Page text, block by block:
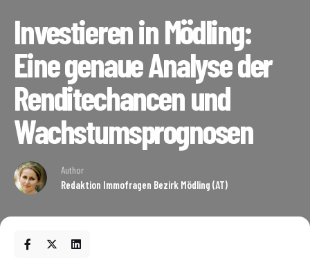
Investieren in Mödling:
Eine genaue Analyse der
Renditechancen und
Wachstumsprognosen
Author
Redaktion Immofragen Bezirk Mödling (AT)